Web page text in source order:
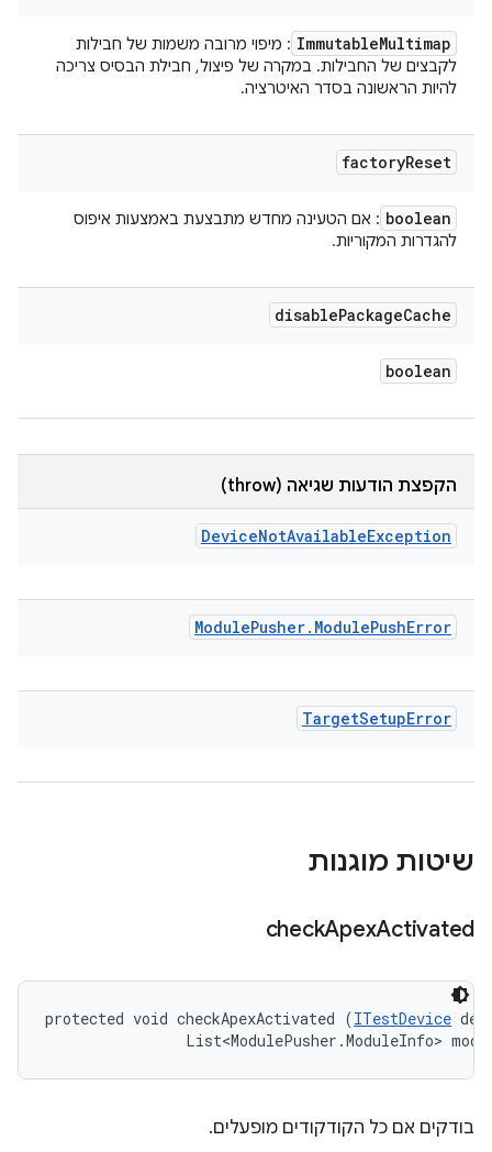
ImmutableMultimap
: מיפוי מרובה משמות של חבילות
לקבצים של החבילות. במקרה של פיצול, חבילת הבסיס צריכה
להיות הראשונה בסדר האיטרציה.
factoryReset
boolean : אם הטעינה מחדש מתבצעת באמצעות איפוס
להגדרות המקוריות.
disablePackageCache
boolean
הקפצת הודעות שגיאה (throw)
DeviceNotAvailableException
ModulePusher. ModulePushError
TargetSetupError
שיטות מוגנות
checkApexActivated
protected void checkApexActivated (ITestDevice
List<ModulePusher.ModuleInfo>
בודקים אם כל הקודקודים מופעלים.